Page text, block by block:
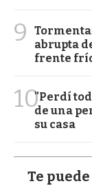
9
abrupta
frente
10"Perdí
de una
su casa
Te